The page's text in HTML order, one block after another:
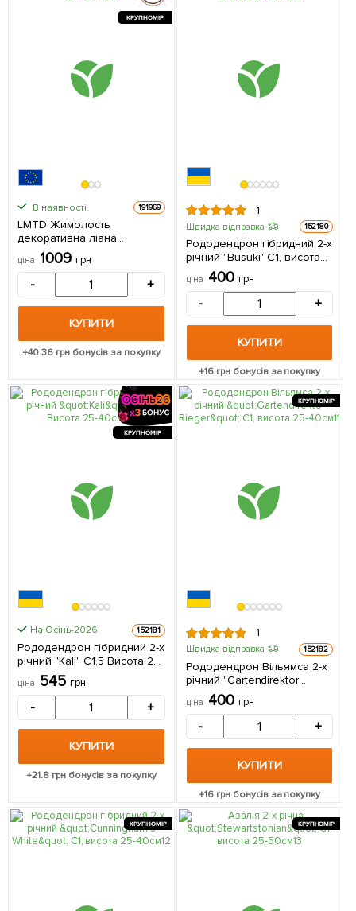
КРУПНОМІР
В наявності. 191969
LMTD Жимолость
декоративна ліана
«Dropmore Scarlet», висота
50–60 см з Нідерландів 1
саджанець в упаковці
ціна 1009 грн
- +
КУПИТИ
+40.36грн бонусів за покупку
1
Швидка відправка 152180
Рододендрон гібридний 2-х
річний "Busuki" С1, висота
25-40см 1 саджанець в
упаковці
ціна 400 грн
- +
КУПИТИ
+16грн бонусів за покупку
КРУПНОМІР
На Осінь-2026 152181
Рододендрон гібридний 2-х
річний "Kali" С1,5 Висота 25-
40см 1 саджанець в
упаковці
ціна 545 грн
- +
КУПИТИ
+21.8 грн бонусів за покупку
КРУПНОМІР
1
Швидка відправка 152182
Рододендрон Вільямса 2-х
річний "Gartendirektor
Rieger" С1, висота 25-40см 1
саджанець в упаковці
ціна 400 грн
- +
КУПИТИ
+16грн бонусів за покупку
КРУПНОМІР КРУПНОМІР